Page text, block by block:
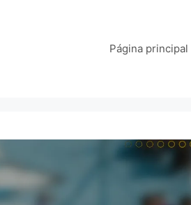
Página principal